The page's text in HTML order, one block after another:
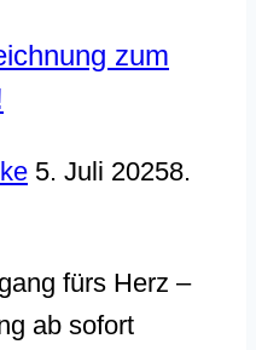
zum
5. Juli 20258.
fürs Herz –
ab sofort